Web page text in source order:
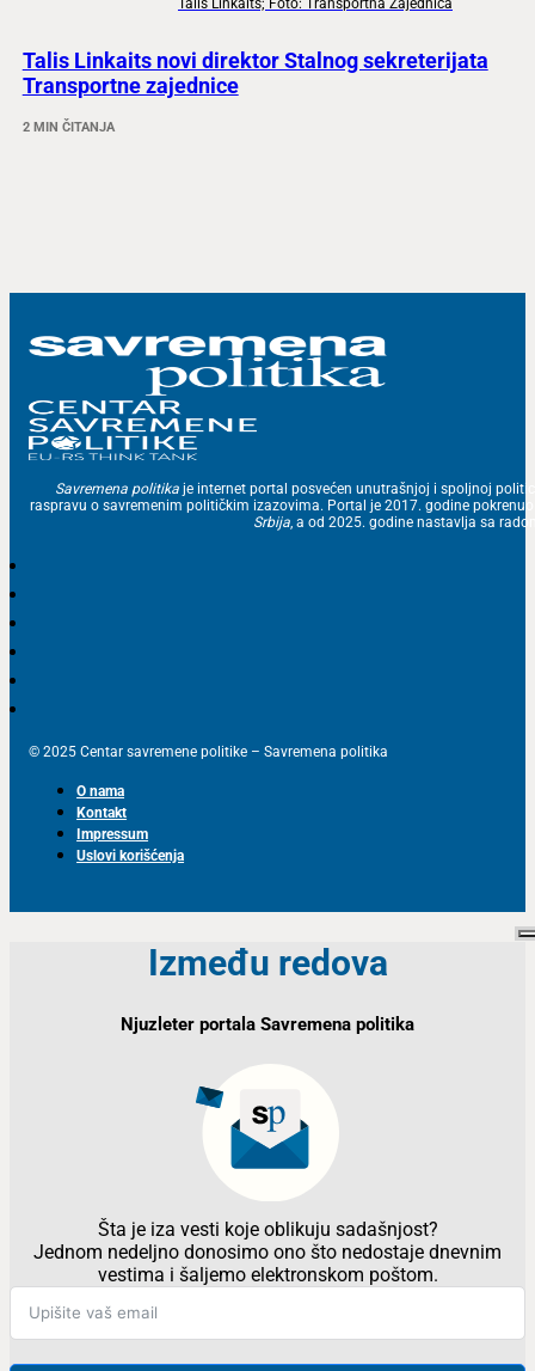
Talis Linkaits novi direktor Stalnog sekreterijata
Transportne zajednice
2 MIN ČITANJA
Savremena politika je internet portal posvećen unutrašnjoj i spoljnoj
raspravu o savremenim političkim izazovima. Portal je 2017. godine
Srbija , a od 2025. godine nastavlja sa
© 2025 Centar savremene politike – Savremena politika
O nama
Kontakt
Impressum
Uslovi korišćenja
Između redova
Njuzleter portala Savremena politika
Šta je iza vesti koje oblikuju sadašnjost?
Jednom nedeljno donosimo ono što nedostaje dnevnim
vestima i šaljemo elektronskom poštom.